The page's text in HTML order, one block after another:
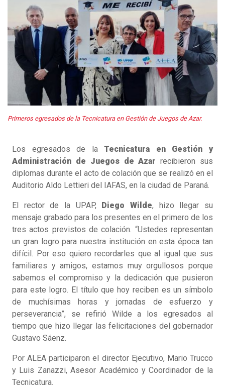
Primeros egresados de la Tecnicatura en Gestión de Juegos de Azar.
Los egresados de laTecnicatura en Gestión y
Administración de Juegos de Azarrecibieron sus
diplomas durante el acto de colación que se realizó en el
Auditorio Aldo Lettieri del IAFAS, en la ciudad de Paraná.
El rector de la UPAP, Diego Wilde, hizo llegar su
mensaje grabado para los presentes en el primero de los
tres actos previstos de colación. “Ustedes representan
un gran logro para nuestra institución en esta época tan
difícil. Por eso quiero recordarles que al igual que sus
familiares y amigos, estamos muy orgullosos porque
sabemos el compromiso y la dedicación que pusieron
para este logro. El título que hoy reciben es un símbolo
de muchísimas horas y jornadas de esfuerzo y
perseverancia”, se refirió Wilde a los egresados al
tiempo que hizo llegar las felicitaciones del gobernador
Gustavo Sáenz.
Por ALEA participaron el director Ejecutivo, Mario Trucco
y Luis Zanazzi, Asesor Académico y Coordinador de la
Tecnicatura.